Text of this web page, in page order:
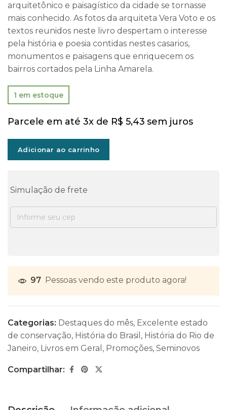
arquitetônico e paisagístico da cidade se tornasse
mais conhecido. As fotos da arquiteta Vera Voto e os
textos reunidos neste livro despertam o interesse
pela história e poesia contidas nestes casarios,
monumentos e paisagens que enriquecem os
bairros cortados pela Linha Amarela.
1 em estoque
Parcele em até 3x de R$ 5,43 sem juros
Adicionar ao carrinho
Simulação de frete
97 Pessoas vendo este produto agora!
Categorias: Destaques do mês, Excelente estado
de conservação, História do Brasil , História do Rio de
Janeiro, Livros em Geral , Promoções, Seminovos
Compartilhar: